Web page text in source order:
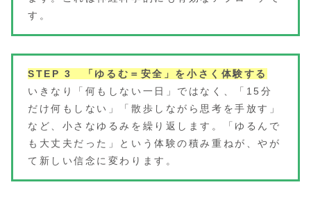
す。
STEP 3 「ゆるむ＝安全」を小さく体験する
いきなり「何もしない一日」ではなく、「15分
だけ何もしない」「散歩しながら思考を手放す」
など、小さなゆるみを繰り返します。「ゆるんで
も大丈夫だった」という体験の積み重ねが、やが
て新しい信念に変わります。